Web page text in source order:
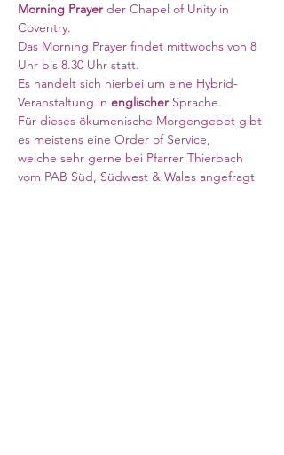
Morning Prayer der Chapel of Unity in
Coventry.
Das Morning Prayer findet mittwochs von 8
Uhr bis 8.30 Uhr statt.
Es handelt sich hierbei um eine Hybrid-
Veranstaltung in englischer Sprache.
Für dieses ökumenische Morgengebet gibt
es meistens eine Order of Service,
welche sehr gerne bei Pfarrer Thierbach
vom PAB Süd, Südwest & Wales angefragt